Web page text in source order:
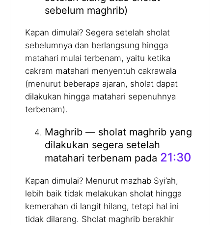
sebelum maghrib)
Kapan dimulai? Segera setelah sholat
sebelumnya dan berlangsung hingga
matahari mulai terbenam, yaitu ketika
cakram matahari menyentuh cakrawala
(menurut beberapa ajaran, sholat dapat
dilakukan hingga matahari sepenuhnya
terbenam).
Maghrib — sholat maghrib yang
dilakukan segera setelah
matahari terbenam pada 21:30
Kapan dimulai? Menurut mazhab Syi’ah,
lebih baik tidak melakukan sholat hingga
kemerahan di langit hilang, tetapi hal ini
tidak dilarang. Sholat maghrib berakhir